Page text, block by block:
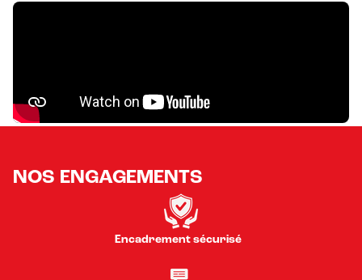
NOS ENGAGEMENTS
Encadrement sécurisé